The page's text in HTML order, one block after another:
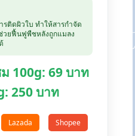
ติดผิวใบ ทำให้สารกำจัด
วยฟื้นฟูพืชหลังถูกแมลง
100g: 69 บาท
250 บาท
Lazada Shopee